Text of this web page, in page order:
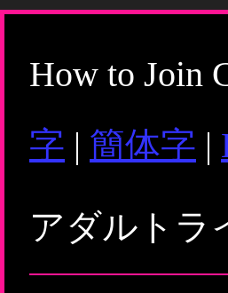
How to Join
字 | 簡体字 |
アダルト